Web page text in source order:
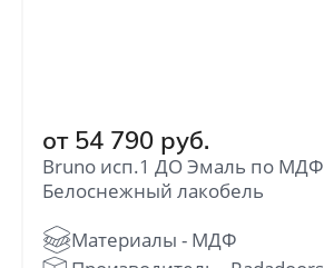
от 54 790 руб.
Bruno исп.1 ДО Эмаль по МДФ
Белоснежный лакобель